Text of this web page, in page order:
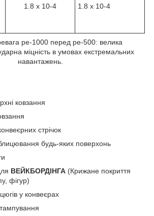
1.8 х 10-4 1.8 х 10-4
ре-1000 перед ре-500: велика
ударна міцність в умовах екстремальних
навантажень.
ковзання
стрічок
будь-яких поверхонь
ВЕЙКБОРДІНГА (Крижане покриття
фігур)
у конвеєрах